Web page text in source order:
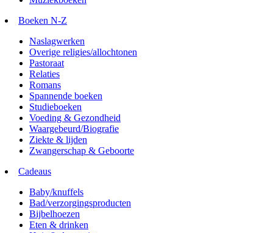
Boeken N-Z
Naslagwerken
Overige religies/allochtonen
Pastoraat
Relaties
Romans
Spannende boeken
Studieboeken
Voeding & Gezondheid
Waargebeurd/Biografie
Ziekte & lijden
Zwangerschap & Geboorte
Cadeaus
Baby/knuffels
Bad/verzorgingsproducten
Bijbelhoezen
Eten & drinken